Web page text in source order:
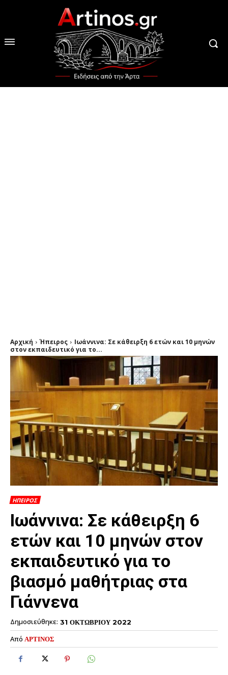
Αρχική Ήπειρος
Ιωάννινα: Σε κάθειρξη 6 ετών και 10 μηνών
στον εκπαιδευτικό για το...
ΗΠΕΙΡΟΣ
Ιωάννινα: Σε κάθειρξη 6
ετών και 10 μηνών στον
εκπαιδευτικό για το
βιασμό μαθήτριας στα
Γιάννενα
Δημοσιεύθηκε: 31 ΟΚΤΩΒΡΙΟΥ 2022
Από ΑΡΤΙΝΟΣ